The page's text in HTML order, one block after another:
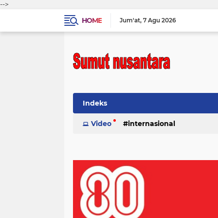
-->
HOME
Jum'at 7 Agu 2026
Indeks
Video internasional